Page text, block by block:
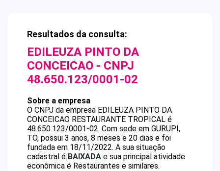
Resultados da consulta:
EDILEUZA PINTO DA
CONCEICAO - CNPJ
48.650.123/0001-02
Sobre a empresa
O CNPJ da empresa EDILEUZA PINTO DA
CONCEICAO RESTAURANTE TROPICAL é
48.650.123/0001-02. Com sede em GURUPI,
TO, possui 3 anos, 8 meses e 20 dias e foi
fundada em 18/11/2022. A sua situação
cadastral é BAIXADA e sua principal atividade
econômica é Restaurantes e similares.